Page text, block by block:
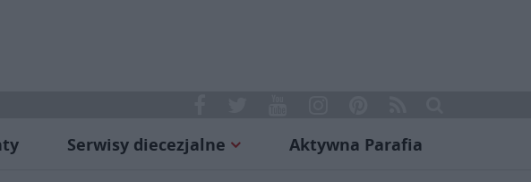
Serwisy diecezjalne Aktywna Parafia